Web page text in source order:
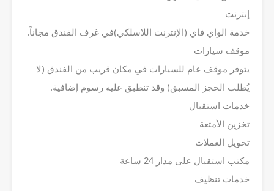
إنترنت
خدمة الواي فاي (الإنترنت اللاسلكي)في غرف الفندق مجاناً.
موقف سيارات
يتوفر موقف عام للسيارات في مكان قريب من الفندق (لا
يُطلب الحجز المسبق) وقد تنطبق عليه رسوم إضافية.
خدمات استقبال
تخزين الأمتعة
تحويل العملات
مكتب استقبال على مدار 24 ساعة
خدمات تنظيف